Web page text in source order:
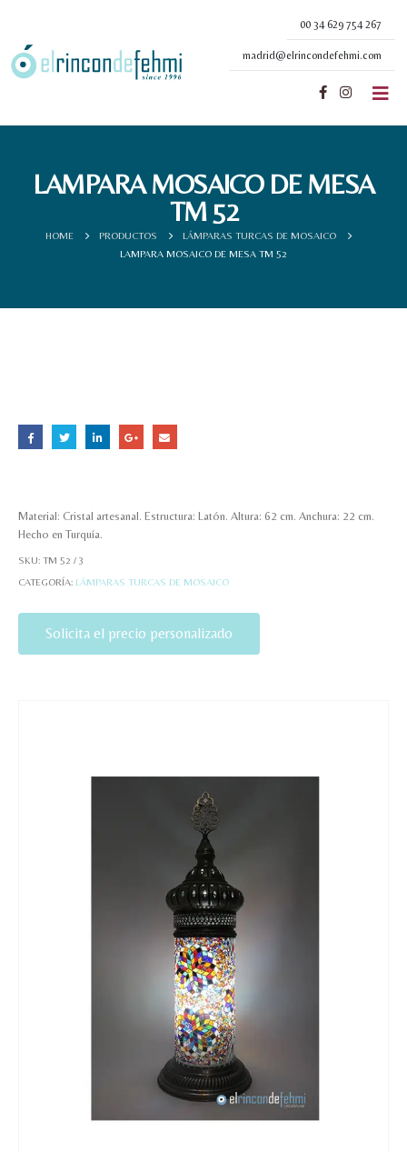
00 34 629 754 267
madrid@elrincondefehmi.com
LAMPARA MOSAICO DE MESA
TM 52
HOME PRODUCTOS
LÁMPARAS TURCAS DE MOSAICO
LAMPARA MOSAICO DE MESA TM 52
Material: Cristal artesanal. Estructura: Latón. Altura: 62 cm. Anchura: 22 cm.
Hecho en Turquía.
SKU: TM 52 / 3
CATEGORÍA: LÁMPARAS TURCAS DE MOSAICO
Solicita el precio personalizado